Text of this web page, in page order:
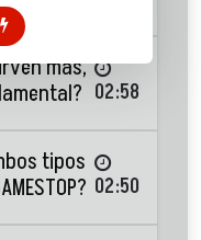
más,
02:58
tipos
02:50